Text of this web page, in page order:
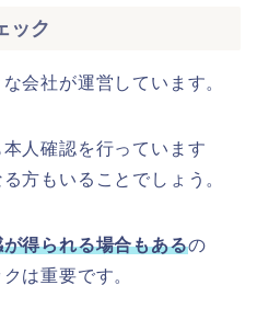
ック
会社が運営しています。
人確認を行っています
方もいることでしょう。
得られる場合もあるの
は重要です。